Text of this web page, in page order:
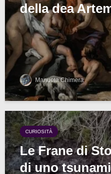
della dea
Manuela Chimera
CURIOSITÀ
Le Frane di
di uno